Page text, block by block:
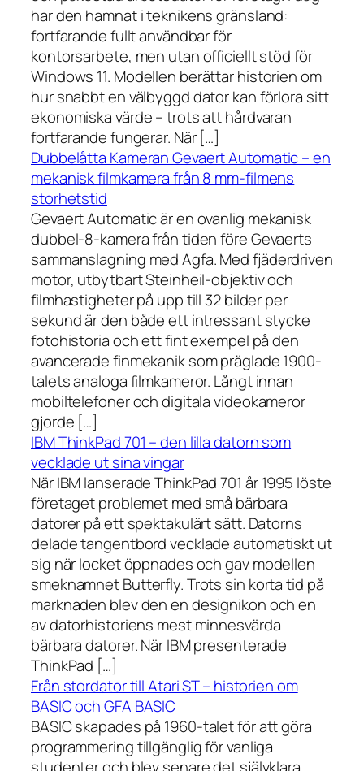
har den hamnat i teknikens gränsland:
fortfarande fullt användbar för
kontorsarbete, men utan officiellt stöd för
Windows 11. Modellen berättar historien om
hur snabbt en välbyggd dator kan förlora sitt
ekonomiska värde – trots att hårdvaran
fortfarande fungerar. När […]
Dubbelåtta Kameran Gevaert Automatic – en
mekanisk filmkamera från 8 mm-filmens
storhetstid
Gevaert Automatic är en ovanlig mekanisk
dubbel-8-kamera från tiden före Gevaerts
sammanslagning med Agfa. Med fjäderdriven
motor, utbytbart Steinheil-objektiv och
filmhastigheter på upp till 32 bilder per
sekund är den både ett intressant stycke
fotohistoria och ett fint exempel på den
avancerade finmekanik som präglade 1900-
talets analoga filmkameror. Långt innan
mobiltelefoner och digitala videokameror
gjorde […]
IBM ThinkPad 701 – den lilla datorn som
vecklade ut sina vingar
När IBM lanserade ThinkPad 701 år 1995 löste
företaget problemet med små bärbara
datorer på ett spektakulärt sätt. Datorns
delade tangentbord vecklade automatiskt ut
sig när locket öppnades och gav modellen
smeknamnet Butterfly. Trots sin korta tid på
marknaden blev den en designikon och en
av datorhistoriens mest minnesvärda
bärbara datorer. När IBM presenterade
ThinkPad […]
Från stordator till Atari ST – historien om
BASIC och GFA BASIC
BASIC skapades på 1960-talet för att göra
programmering tillgänglig för vanliga